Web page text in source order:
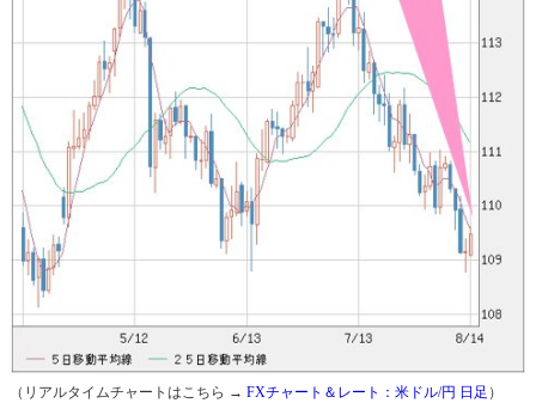
（リアルタイムチャートはこちら → FXチャート＆レート：米ドル/円 日足 ）